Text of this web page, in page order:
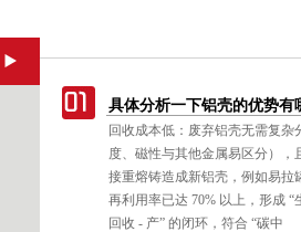
具体分析一下铝壳的优势有
回收成本低：废弃铝壳无需复杂
度、磁性与其他金属易区分），
接重熔铸造成新铝壳，例如易拉
再利用率已达 70% 以上，形成 “
回收 - 产” 的闭环，符合 “碳中